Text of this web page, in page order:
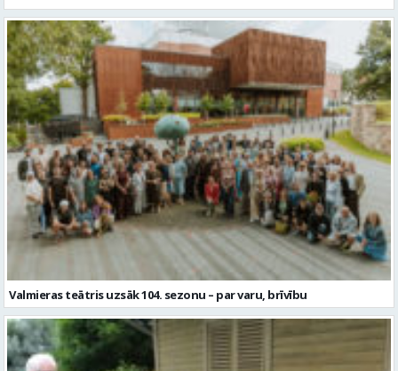
Valmieras teātris uzsāk 104. sezonu – par varu, brīvību